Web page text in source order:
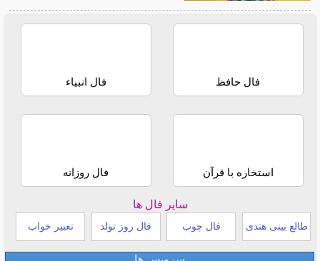
فال حافظ فال انبیاء
استخاره با قرآن فال روزانه
سایر فال ها
طالع بینی هندی فال چوب فال روز تولد تعبیر خواب